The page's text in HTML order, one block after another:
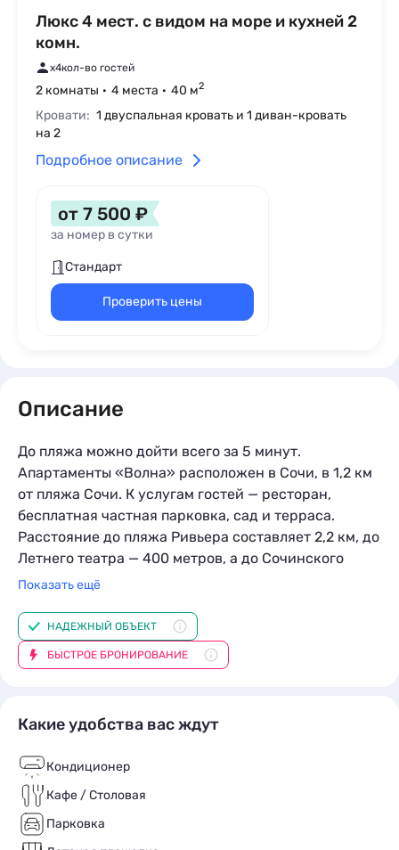
Люкс 4 мест. с видом на море и кухней 2
комн.
x4кол-во гостей
2 комнаты 4 места 40 м2
Кровати: 1 двуспальная кровать и 1 диван-кровать
на 2
Подробное описание
от 7 500 ₽
за номер в сутки
Стандарт
Проверить цены
Описание
До пляжа можно дойти всего за 5 минут.
Апартаменты «Волна» расположен в Сочи, в 1,2 км
от пляжа Сочи. К услугам гостей — ресторан,
бесплатная частная парковка, сад и терраса.
Расстояние до пляжа Ривьера составляет 2,2 км, до
Летнего театра — 400 метров, а до Сочинского
государственного цирка — 1,3 км. Предоставляется
Во всех номерах имеются кондиционер, шкаф для
одежды, телевизор с плоским экраном,
белье. В числе стандартных удобств — чайник. В
плитой, стиральная машина. Кроме того, в каждом
номере установлен сейф.
В окрестностях популярны велосипедные
Показать ещё
НАДЕЖНЫЙ ОБЪЕКТ
БЫСТРОЕ БРОНИРОВАНИЕ
Какие удобства вас ждут
Кондиционер
Кафе / Столовая
Парковка